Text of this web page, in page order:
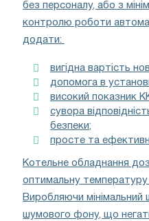
без персоналу, або з
контролю роботи
додати:
вигідна вартість
допомога в
високий показник
сувора
безпеки;
просте та
Котельне обладнання
оптимальну
Виробляючи
шумового фону, що